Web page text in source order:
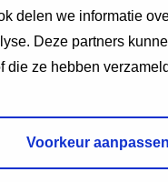
delen we informatie
Deze partners
die ze hebben
Voorkeur aanpassen
handelen
spelen
zet de Inspiratietool